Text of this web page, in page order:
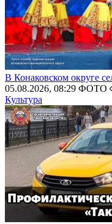
В Конаковском округе
05.08.2026, 08:29 ФОТО
Культура